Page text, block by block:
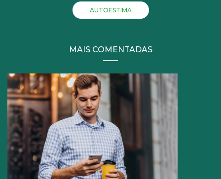
AUTOESTIMA
MAIS COMENTADAS